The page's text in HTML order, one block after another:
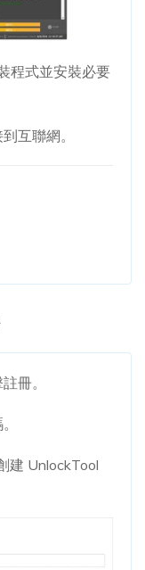
程式並安裝必要
互聯網。
冊。
建 UnlockTool